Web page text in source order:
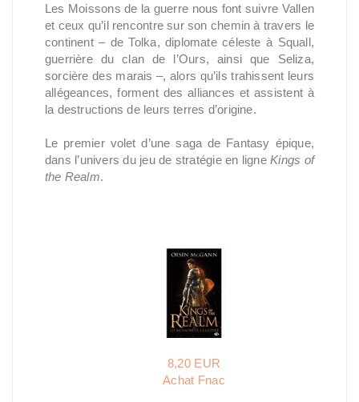
Les Moissons de la guerre nous font suivre Vallen
et ceux qu’il rencontre sur son chemin à travers le
continent – de Tolka, diplomate céleste à Squall,
guerrière du clan de l’Ours, ainsi que Seliza,
sorcière des marais –, alors qu’ils trahissent leurs
allégeances, forment des alliances et assistent à
la destructions de leurs terres d’origine.
Le premier volet d’une saga de Fantasy épique,
dans l’univers du jeu de stratégie en ligneKings of
the Realm.
8,20 EUR
Achat Fnac